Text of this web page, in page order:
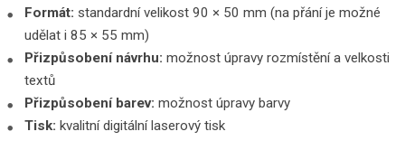
Formát: standardní velikost 90 × 50 mm (na přání je možné
udělat i 85 × 55 mm)
Přizpůsobení návrhu: možnost úpravy rozmístění a velkosti
textů
Přizpůsobení barev: možnost úpravy barvy
Tisk: kvalitní digitální laserový tisk